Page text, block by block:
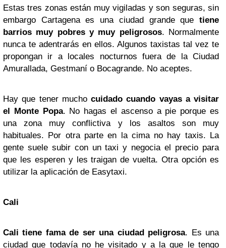
Estas tres zonas están muy vigiladas y son seguras, sin
embargo Cartagena es una ciudad grande que tiene
barrios muy pobres y muy peligrosos. Normalmente
nunca te adentrarás en ellos. Algunos taxistas tal vez te
propongan ir a locales nocturnos fuera de la Ciudad
Amurallada, Gestmaní o Bocagrande. No aceptes.
Hay que tener mucho cuidado cuando vayas a visitar
el Monte Popa. No hagas el ascenso a pie porque es
una zona muy conflictiva y los asaltos son muy
habituales. Por otra parte en la cima no hay taxis. La
gente suele subir con un taxi y negocia el precio para
que les esperen y les traigan de vuelta. Otra opción es
utilizar la aplicación de Easytaxi.
Cali
Cali tiene fama de ser una ciudad peligrosa. Es una
ciudad que todavía no he visitado y a la que le tengo